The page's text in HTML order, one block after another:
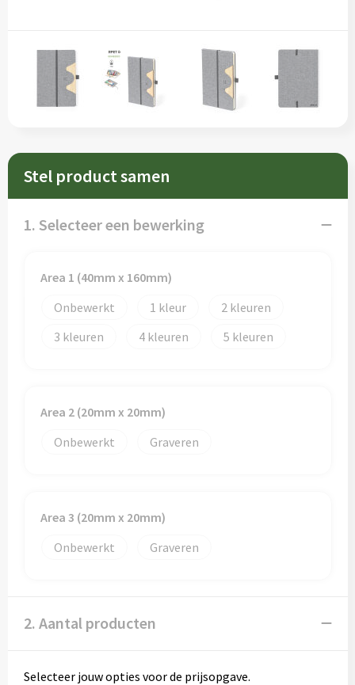
Snoepgoed
Spellen voor binnen en buiten
Waterflesjes
Sweaters
T-Shirts
Werkkleding sets
Gehoorbescherming
Stel product samen
1. Selecteer een bewerking
Area 1 (40mm x 160mm)
Onbewerkt
1
2
3
4 5
Area 2 (20mm x 20mm)
Onbewerkt
Graveren
Area 3 (20mm x 20mm)
Onbewerkt
Graveren
2. Aantal producten
Selecteer jouw opties voor de prijsopgave.